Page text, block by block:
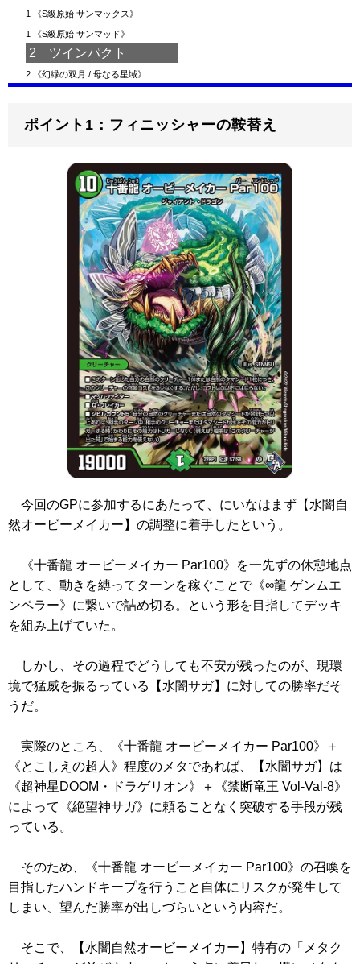
1 《S級原始 サンマックス》
1 《S級原始 サンマッド》
2 ツインパクト
2 《幻緑の双月 / 母なる星域》
ポイント1：フィニッシャーの鞍替え
今回のGPに参加するにあたって、にいなはまず【水闇自
然オービーメイカー】の調整に着手したという。
《十番龍 オービーメイカー Par100》
を一先ずの休憩地点
として、動きを縛ってターンを稼ぐことで《∞龍 ゲンムエ
ンペラー》 に繋いで詰め切る。という形を目指してデッキ
を組み上げていた。
しかし、その過程でどうしても不安が残ったのが、現環
境で猛威を振るっている【水闇サガ】に対しての勝率だそ
うだ。
実際のところ、 《十番龍 オービーメイカー Par100》
＋
《とこしえの超人》 程度のメタであれば、【水闇サガ】は
《超神星DOOM・ドラゲリオン》
＋
《禁断竜王 Vol-Val-8》
によって
《絶望神サガ》 に頼ることなく突破する手段が残
っている。
そのため、 《十番龍 オービーメイカー Par100》 の召喚を
目指したハンドキープを行うこと自体にリスクが発生して
しまい、望んだ勝率が出しづらいという内容だ。
そこで、【水闇自然オービーメイカー】特有の「メタク